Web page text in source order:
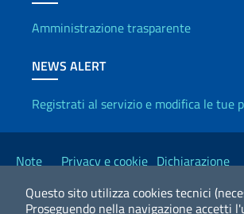
Questo sito utilizza cookies tecnici
Proseguendo nella navigazione accetti
Amministrazione trasparente
NEWS ALERT
Registrati al servizio e modifica le tue
Link Utili
Note
Privacy e cookie Dichiarazione